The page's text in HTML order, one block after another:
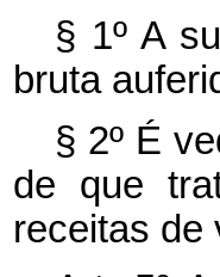
§ 1º A
bruta
§ 2º É
de que
receitas de